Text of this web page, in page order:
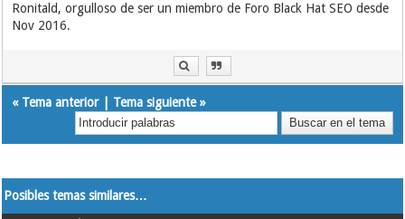
Ronitald, orgulloso de ser un miembro de Foro Black Hat SEO desde
Nov 2016.
« Tema anterior| Tema siguiente»
Posibles temas similares…